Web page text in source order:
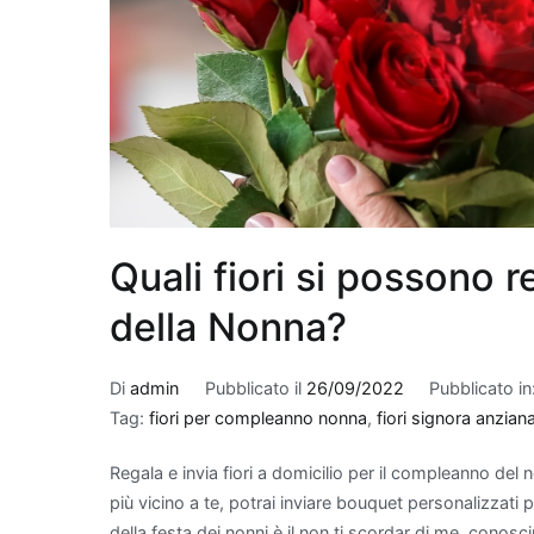
Quali fiori si possono
della Nonna?
Di admin Pubblicato il 26/09/2022 Pubblicato in:
Tag: fiori per compleanno nonna, fiori signora anziana
Regala e invia fiori a domicilio per il compleanno del
più vicino a te, potrai inviare bouquet personalizzati
giardinaggio.
Quali piante
Quando si parla di
appartamento,
di filtrare le
efficaci, troviamo la
suocera", che è
scelta eccellente:
tricloroetilene. Per
purifica l'aria, ma ha
spazi grazie alla
nel rimuovere